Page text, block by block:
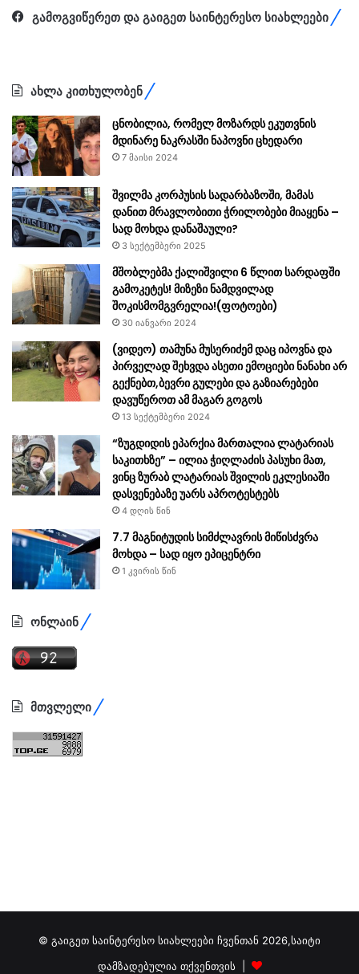
გამოგვიწერეთ და გაიგეთ საინტერესო სიახლეები
ახლა კითხულობენ
ცნობილია, რომელ მოზარდს ეკუთვნის
მდინარე ნაკრასში ნაპოვნი ცხედარი
7 მაისი 2024
შვილმა კორპუსის სადარბაზოში, მამას
დანით მრავლობითი ჭრილობები მიაყენა –
სად მოხდა დანაშაული?
3 სექტემბერი 2025
მშობლებმა ქალიშვილი 6 წლით სარდაფში
გამოკეტეს! მიზეზი ნამდვილად
შოკისმომგვრელია!(ფოტოები)
30 იანვარი 2024
(ვიდეო) თამუნა მუსერიძემ დაც იპოვნა და
პირველად შეხვდა ასეთი ემოციები ნანახი არ
გექნებთ,ბევრი გულები და გაზიარებები
დავუწეროთ ამ მაგარ გოგოს
13 სექტემბერი 2024
“ზუგდიდის ეპარქია მართალია ლატარიას
საკითხზე” – ილია ჭიღლაძის პასუხი მათ,
ვინც ზურაბ ლატარიას შვილის ეკლესიაში
დასვენებაზე უარს აპროტესტებს
4 დღის წინ
7.7 მაგნიტუდის სიმძლავრის მიწისძვრა
მოხდა – სად იყო ეპიცენტრი
1 კვირის წინ
ონლაინ
მთვლელი
© გაიგეთ საინტერესო სიახლეები ჩვენთან 2026,საიტი
დამზადებულია თქვენთვის |